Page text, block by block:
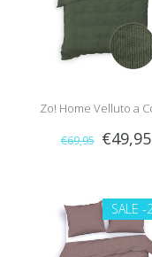
Zo! Home Velluto a
(Racing Green)
€69,95 €49,95
SALE -